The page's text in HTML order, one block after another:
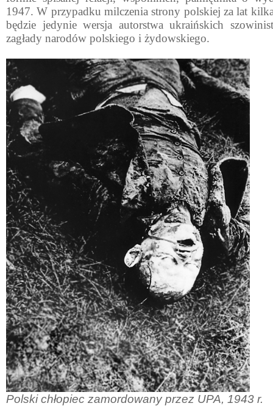
1947. W przypadku milczenia strony polskiej za lat
będzie jedynie wersja autorstwa ukraiń­skich
zagłady narodów polskiego i żydowskiego.
Polski chłopiec zamordowany przez UPA, 1943 r.